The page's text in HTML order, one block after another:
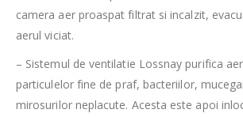
camera aer proaspat filtrat si incalzit,
aerul viciat.
– Sistemul de ventilatie Lossnay purifica
particulelor fine de praf, bacteriilor,
mirosurilor neplacute. Acesta este apoi